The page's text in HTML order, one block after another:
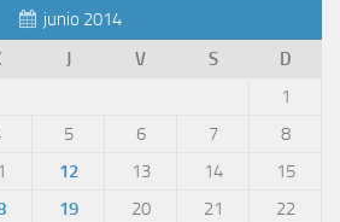
junio 2014
J V S D
1
5 6 7
8
12 13 14
15
19 20 21
22